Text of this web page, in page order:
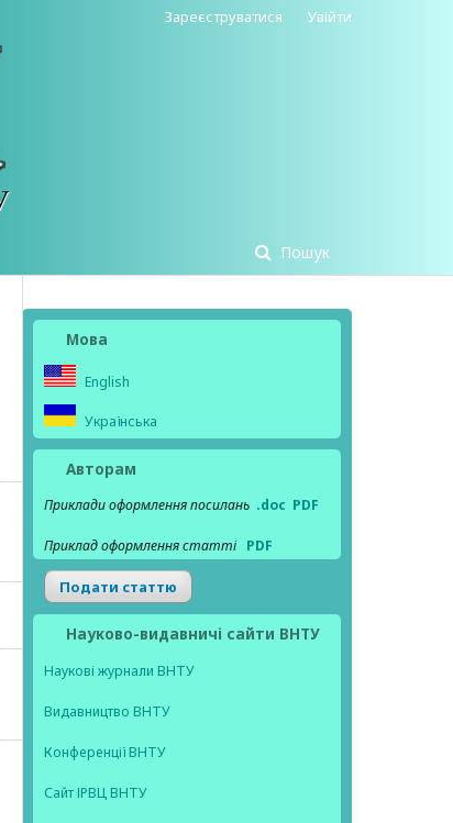
Пошук
Зареєструватися Увійти
Мова
English
Українська
Авторам
Приклади оформлення посилань .doc PDF
Приклад оформлення статті PDF
Подати статтю
Науково-видавничі сайти ВНТУ
Наукові журнали ВНТУ
Видавництво ВНТУ
Конференції ВНТУ
Сайт ІРВЦ ВНТУ